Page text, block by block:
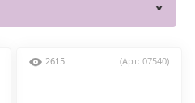
2615 (Арт: 07540)